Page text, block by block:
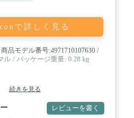
で詳しく見る
品モデル番号:4971710107630 /
ル / パッケージ重量: 0.28 kg
続きを見る
レビューを書く